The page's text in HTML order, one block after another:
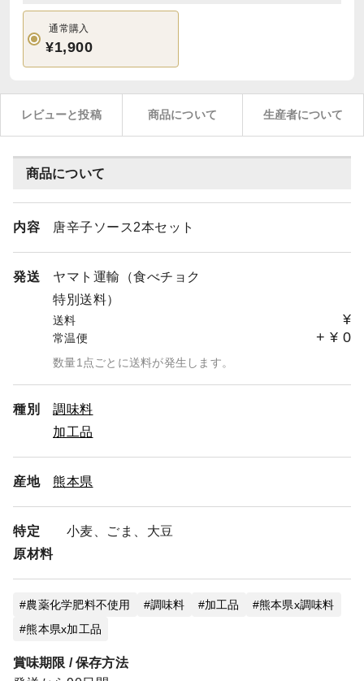
通常購入
¥1,900
レビューと投稿 商品について 生産者について
商品について
内容 唐辛子ソース2本セット
発送
ヤマト運輸（食べチョク
特別送料）
送料 ¥
常温便 + ¥ 0
数量1点ごとに送料が発生します。
種別
調味料
加工品
産地 熊本県
特定
原材料
小麦、ごま、大豆
農薬化学肥料不使用 調味料 加工品
熊本県x調味料
熊本県x加工品
賞味期限 / 保存方法